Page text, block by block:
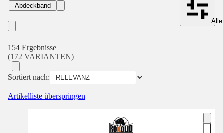
Abdeckband
154 Ergebnisse
(172 VARIANTEN)
Sortiert nach:
Artikelliste überspringen